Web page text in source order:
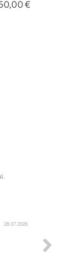
€
28.07.2026